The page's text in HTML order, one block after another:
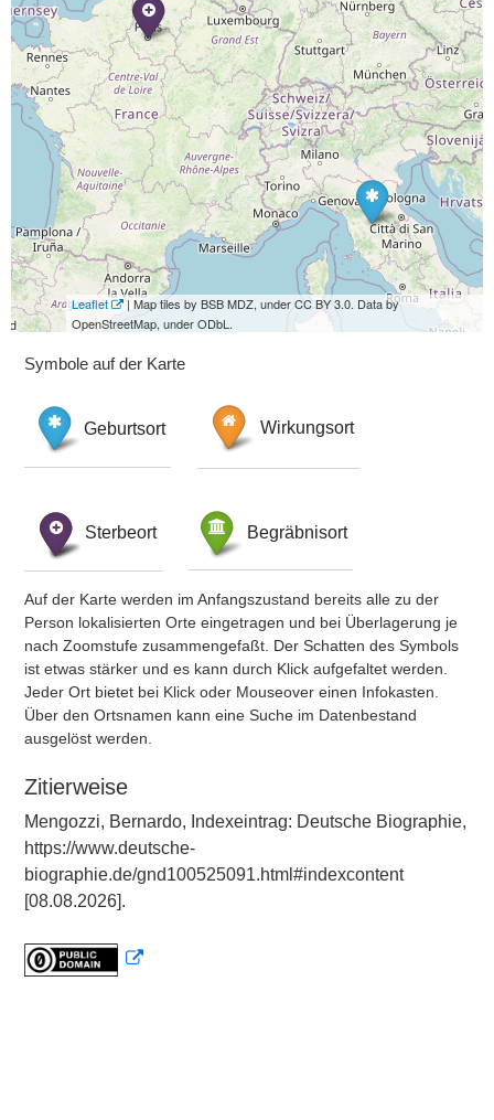
Leaflet
| Map tiles by BSB MDZ, under CC BY 3.0. Data by
OpenStreetMap, under ODbL.
Symbole auf der Karte
Geburtsort Wirkungsort
Sterbeort Begräbnisort
Auf der Karte werden im Anfangszustand bereits alle zu der
Person lokalisierten Orte eingetragen und bei Überlagerung je
nach Zoomstufe zusammengefaßt. Der Schatten des Symbols
ist etwas stärker und es kann durch Klick aufgefaltet werden.
Jeder Ort bietet bei Klick oder Mouseover einen Infokasten.
Über den Ortsnamen kann eine Suche im Datenbestand
ausgelöst werden.
Zitierweise
Mengozzi, Bernardo, Indexeintrag: Deutsche Biographie,
https://www.deutsche-
biographie.de/gnd100525091.html#indexcontent
[08.08.2026].